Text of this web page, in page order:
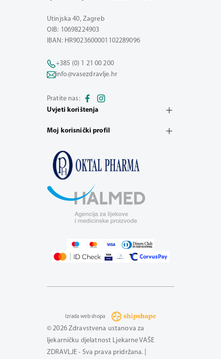
Utinjska 40, Zagreb
OIB: 10698224903
IBAN: HR9023600001102289096
+385 (0) 1 21 00 200
info@vasezdravlje.hr
Pratite nas:
Uvjeti korištenja
Moj korisnički profil
© 2026 Zdravstvena ustanova za
ljekarničku djelatnost Ljekarne VAŠE
ZDRAVLJE - Sva prava pridržana. |
Izrada web shopa